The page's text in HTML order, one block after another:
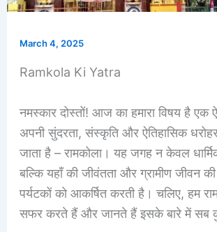
March 4, 2025
Ramkola Ki Yatra
नमस्कार दोस्तों! आज का हमारा विषय है एक
अपनी सुंदरता, संस्कृति और ऐतिहासिक
जाता है – रामकोला। यह जगह न केवल
बल्कि यहाँ की जीवंतता और ग्रामीण जीवन
पर्यटकों को आकर्षित करती है। चलिए, हम
सफर करते हैं और जानते हैं इसके बारे में सब